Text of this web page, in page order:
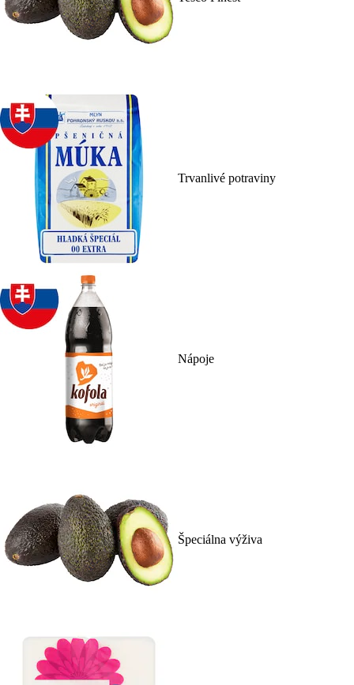
Trvanlivé potraviny
Nápoje
Špeciálna výživa